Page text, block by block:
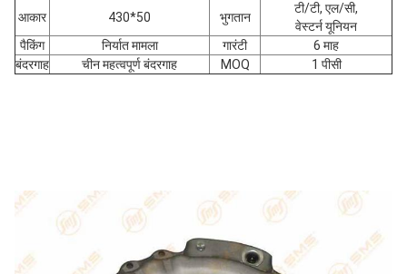
आकार 430*50 भुगतान
टी/टी, एल/सी,
वेस्टर्न यूनियन
पैकिंग
निर्यात मामला गारंटी
6 माह
बंदरगाह
चीन महत्वपूर्ण बंदरगाह MOQ 1 पीसी